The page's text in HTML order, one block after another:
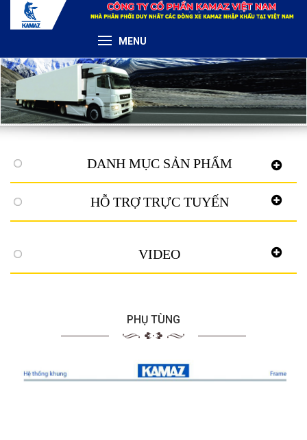
MENU
DANH MỤC SẢN PHẨM
HỖ TRỢ TRỰC TUYẾN
VIDEO
PHỤ TÙNG